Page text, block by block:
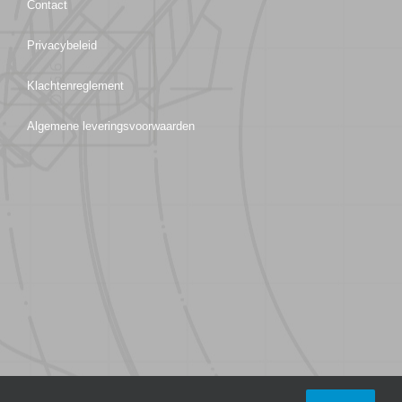
Contact
Privacybeleid
Klachtenreglement
Algemene leveringsvoorwaarden